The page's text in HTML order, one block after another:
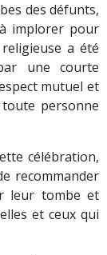
des défunts,
implorer pour
a été
une courte
mutuel et
personne
célébration,
recommander
leur tombe et
et ceux qui